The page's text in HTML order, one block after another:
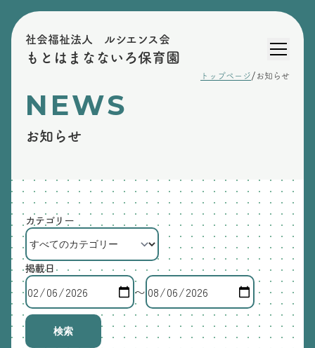
社会福祉法人 ルシエンス会
もとはまなないろ保育園
トップページ/ お知らせ
NEWS
お知らせ
カテゴリー
掲載日
〜
検索